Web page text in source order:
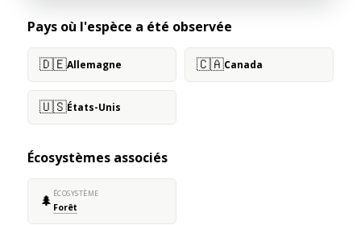
Pays où l'espèce a été observée
🇩🇪Allemagne 🇨🇦Canada
🇺🇸États-Unis
Écosystèmes associés
🌲 ÉCOSYSTÈME
Forêt